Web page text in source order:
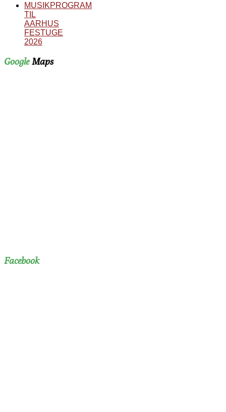
MUSIKPROGRAM
TIL
AARHUS
FESTUGE
2026
GoogleMaps
Facebook